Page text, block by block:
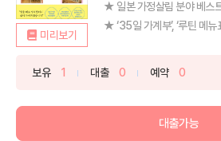
미리보기
★ 일본 가정살림 분야 베스
★ ‘35일 가계부’, ‘루틴 메뉴
보유 1 대출 0 예약 0
대출가능